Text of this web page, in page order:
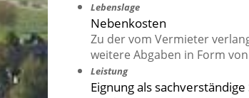
Lebenslage
Nebenkosten
Zu der vom Vermieter
weitere Abgaben in Form
Leistung
Eignung als